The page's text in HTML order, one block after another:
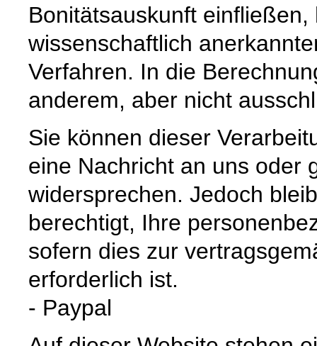
Bonitätsauskunft
wissenschaftlich
Verfahren. In die
anderem, aber nicht
Sie können dieser
eine Nachricht an uns oder
widersprechen. Jedoch
berechtigt, Ihre
sofern dies zur
erforderlich ist.
- Paypal